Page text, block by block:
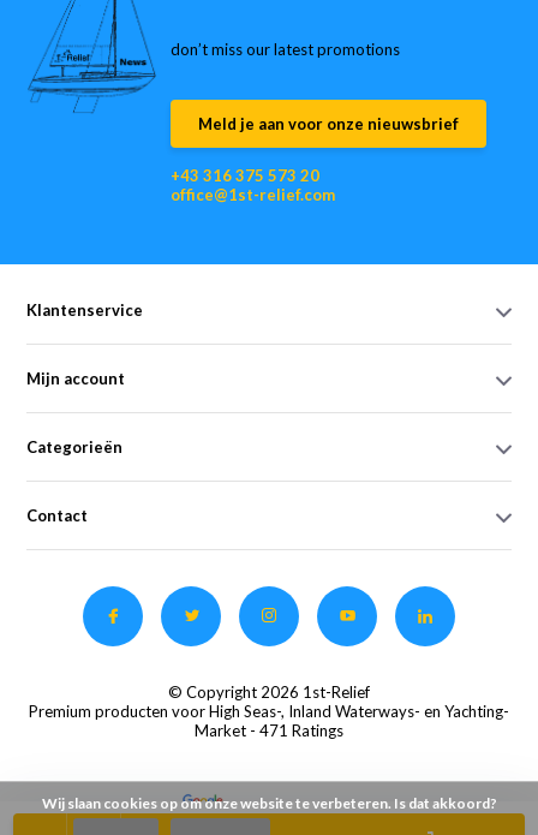
don’t miss our latest promotions
Meld je aan voor onze nieuwsbrief
+43 316 375 573 20
office@1st-relief.com
Klantenservice
Mijn account
Categorieën
Contact
© Copyright 2026 1st-Relief
Premium producten voor High Seas-, Inland Waterways- en Yachting-
Market - 471 Ratings
Wij slaan cookies op om onze website te verbeteren. Is dat akkoord?